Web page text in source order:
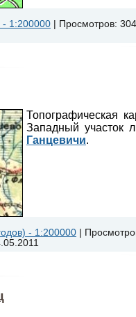
- 1:200000 Просмотров:
Топографическая
Западный участок
Ганцевичи.
- 1:200000